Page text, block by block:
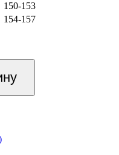
150-153
154-157